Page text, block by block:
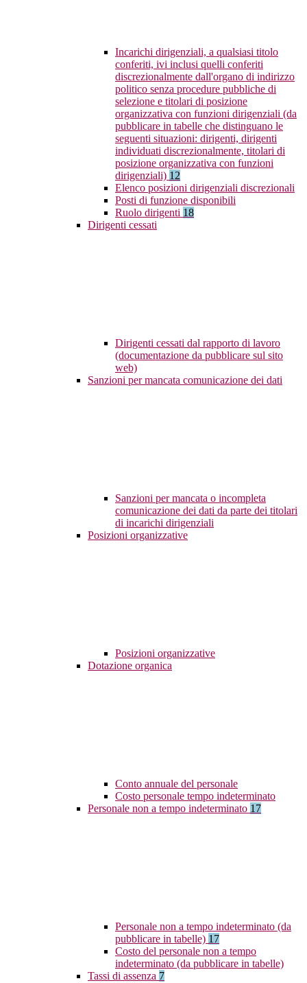
Incarichi dirigenziali, a qualsiasi titolo
conferiti, ivi inclusi quelli conferiti
discrezionalmente dall'organo di indirizzo
politico senza procedure pubbliche di
selezione e titolari di posizione
organizzativa con funzioni dirigenziali (da
pubblicare in tabelle che distinguano le
seguenti situazioni: dirigenti, dirigenti
individuati discrezionalmente, titolari di
posizione organizzativa con funzioni
dirigenziali) 12
Elenco posizioni dirigenziali discrezionali
Posti di funzione disponibili
Ruolo dirigenti 18
Dirigenti cessati
Dirigenti cessati dal rapporto di lavoro
(documentazione da pubblicare sul sito
web)
Sanzioni per mancata comunicazione dei dati
Sanzioni per mancata o incompleta
comunicazione dei dati da parte dei titolari
di incarichi dirigenziali
Posizioni organizzative
Posizioni organizzative
Dotazione organica
Conto annuale del personale
Costo personale tempo indeterminato
Personale non a tempo indeterminato 17
Personale non a tempo indeterminato (da
pubblicare in tabelle) 17
Costo del personale non a tempo
indeterminato (da pubblicare in tabelle)
Tassi di assenza 7